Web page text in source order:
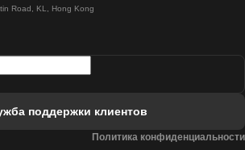
Поезд Лиссабон - Мадрид
Road, KL, Hong Kong
поддержки клиентов
Политика конфиденциальности